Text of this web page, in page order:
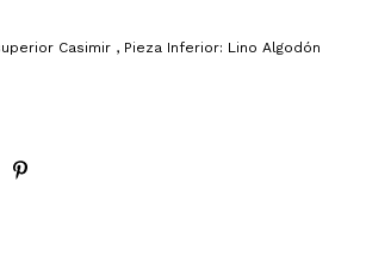
Casimir , Pieza Inferior: Lino Algodón